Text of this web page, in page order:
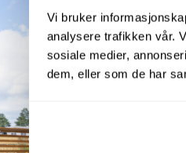
Vi bruker
analysere trafikken vår.
sosiale medier,
dem, eller som de har